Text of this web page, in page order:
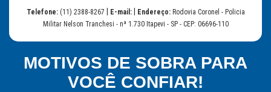
Telefone: (11) 2388-8267 E-mail: Endereço: Rodovia Coronel - Policia
Militar Nelson Tranchesi - nª 1.730 Itapevi - SP - CEP: 06696-110
MOTIVOS DE SOBRA PARA
VOCÊ CONFIAR!